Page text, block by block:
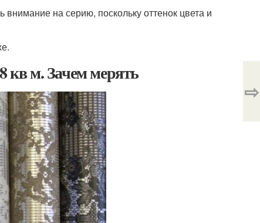
на серию, поскольку оттенок цвета и
кв м. Зачем мерять
⇨